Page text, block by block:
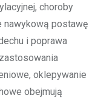
choroby
nawykową postawę
i poprawa
oklepywanie
obejmują